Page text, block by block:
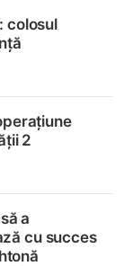
colosul
2
a
cu succes